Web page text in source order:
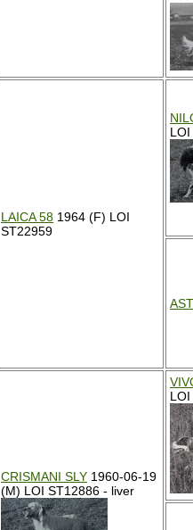
LAICA 58 1964 (F) LOI
ST22959
CRISMANI SLY 1960-06-19
(M) LOI ST12886 - liver